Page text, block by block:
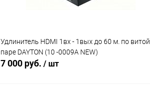
Удлинитель HDMI 1вх - 1вых до 60 м. по витой
паре DAYTON (10 -0009A NEW)
7 000 руб. / шт